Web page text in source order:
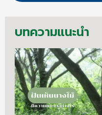
บทความแนะนำ